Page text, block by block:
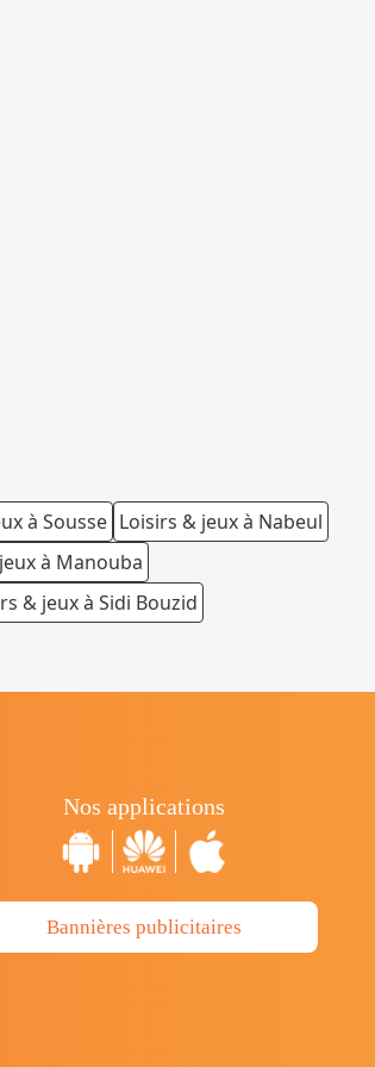
à Sousse Loisirs & jeux à Nabeul
à Manouba
& jeux à Sidi Bouzid
Nos applications
Bannières publicitaires